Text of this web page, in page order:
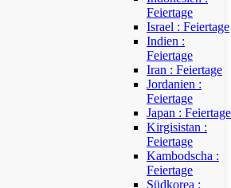
Feiertage
Israel : Feiertage
Indien :
Feiertage
Iran : Feiertage
Jordanien :
Feiertage
Japan : Feiertage
Kirgisistan :
Feiertage
Kambodscha :
Feiertage
Südkorea :